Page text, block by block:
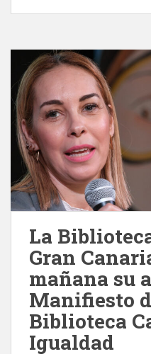
La
Gran
mañana su
Manifiesto
Biblioteca
Igualdad